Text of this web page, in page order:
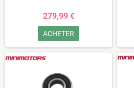
279,99 €
ACHETER